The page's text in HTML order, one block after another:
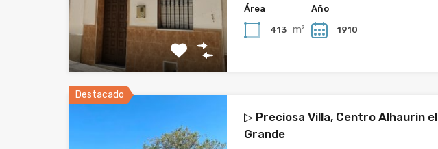
Área
413 m²
Año
1910
Destacado
▷ Preciosa Villa, Centro Alhaurin el
Grande